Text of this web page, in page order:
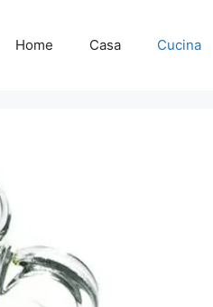
Home Casa Cucina